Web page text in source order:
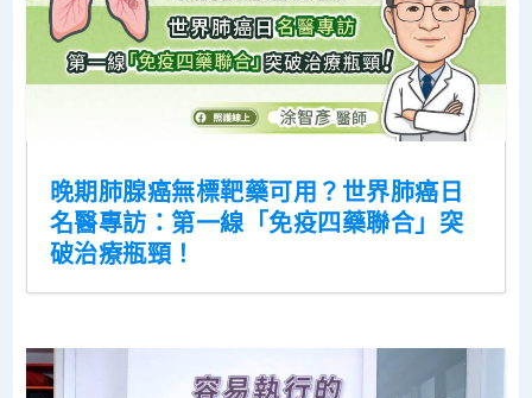
晚期肺腺癌無標靶藥可用？世界肺癌日
名醫專訪：第一線「免疫四藥聯合」突
破治療瓶頸！